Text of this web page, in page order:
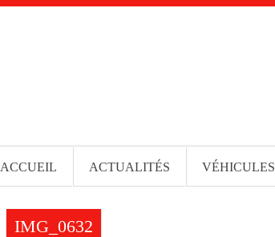
ACCUEIL ACTUALITÉS VÉHICULES
IMG_0632